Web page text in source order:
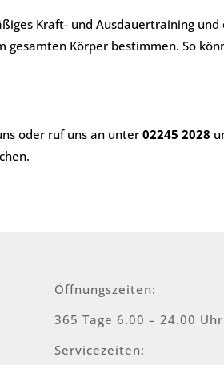
Kraft- und Ausdauertraining
Körper bestimmen. So
oder ruf uns an unter02245 2028
Öffnungszeiten:
365 Tage 6.00 – 24.00 Uhr
Servicezeiten: